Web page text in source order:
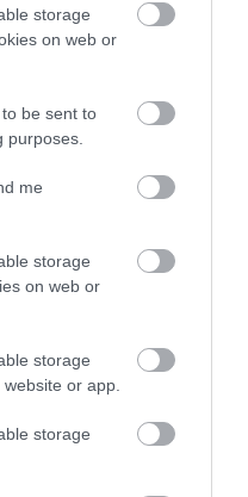
storage
on web or
be sent to
purposes.
me
storage
on web or
storage
or app.
storage
μπαλκόνι!